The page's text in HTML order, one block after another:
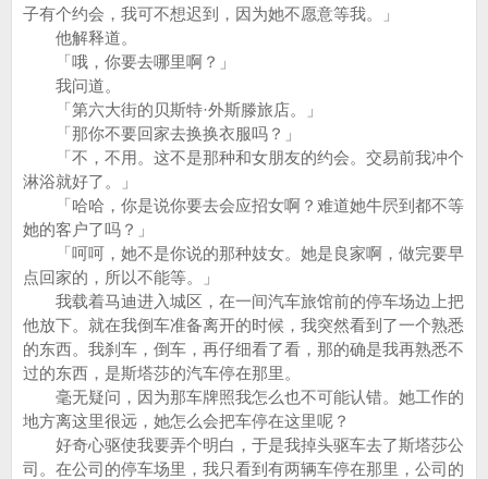
子有个约会，我可不想迟到，因为她不愿意等我。」
他解释道。
「哦，你要去哪里啊？」
我问道。
「第六大街的贝斯特·外斯滕旅店。」
「那你不要回家去换换衣服吗？」
「不，不用。这不是那种和女朋友的约会。交易前我冲个
淋浴就好了。」
「哈哈，你是说你要去会应招女啊？难道她牛屄到都不等
她的客户了吗？」
「呵呵，她不是你说的那种妓女。她是良家啊，做完要早
点回家的，所以不能等。」
我载着马迪进入城区，在一间汽车旅馆前的停车场边上把
他放下。就在我倒车准备离开的时候，我突然看到了一个熟悉
的东西。我刹车，倒车，再仔细看了看，那的确是我再熟悉不
过的东西，是斯塔莎的汽车停在那里。
毫无疑问，因为那车牌照我怎么也不可能认错。她工作的
地方离这里很远，她怎么会把车停在这里呢？
好奇心驱使我要弄个明白，于是我掉头驱车去了斯塔莎公
司。在公司的停车场里，我只看到有两辆车停在那里，公司的